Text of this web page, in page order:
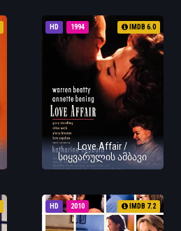
HD 1994 IMDB 6.0
Love Affair /
სიყვარულის ამბავი
HD 2010 IMDB 7.2